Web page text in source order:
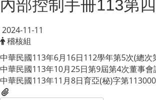
內部控制手冊113第
2024-11-11
稽核組
中華民國113年6月16日112學年第5次(總次
中華民國113年10月25日第9屆第4次董事會
中華民國113年11月8日育亞(秘)字第